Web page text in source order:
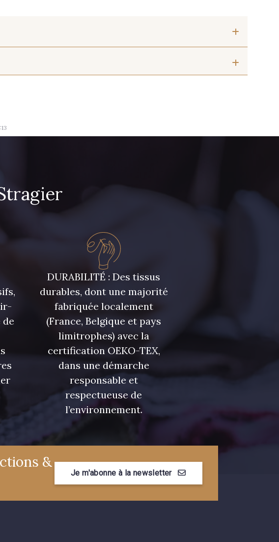
3828 - Rouge Rubis
DURABILITÉ : Des tissus
durables, dont une majorité
fabriquée localement
(France, Belgique et pays
limitrophes) avec la
certification OEKO-TEX,
dans une démarche
responsable et
respectueuse de
l’environnement.
&
Je m'abonne à la newsletter